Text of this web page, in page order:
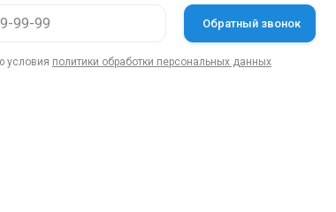
условия политики обработки персональных данных